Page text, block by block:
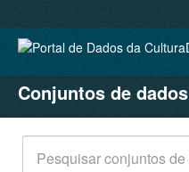
CONJUNTOS DE DADOS
ORGANIZAÇÕES
GRUPOS
Conjuntos de dados